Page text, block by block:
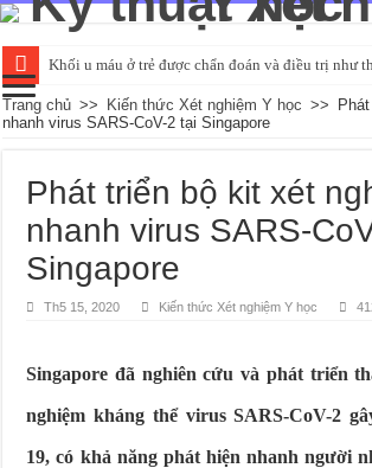
Khối u máu ở trẻ được chẩn đoán và điều trị như
Đường huyết ổn định là bao nhiêu và kiểm tra
Các phương pháp xét nghiệm HIV qua mẫu máu
Xét nghiệm nước tiểu có thể phát hiện những
Trang chủ >> Kiến thức Xét nghiệm Y học >>
nhanh virus SARS-CoV-2 tại Singapore
Phát triển bộ kit xét
nhanh virus SARS-
Singapore
Th5 15, 2020 Kiến thức Xét nghiệm Y học
Singapore đã nghiên cứu và phát triển
nghiệm kháng thể virus SARS-CoV-2
19, có khả năng phát hiện nhanh người